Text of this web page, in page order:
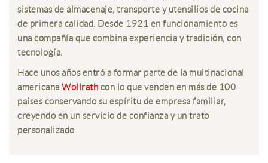
sistemas de almacenaje, transporte y utensilios de cocina
de primera calidad. Desde 1921 en funcionamiento es
una compañía que combina experiencia y tradición, con
tecnología.
Hace unos años entró a formar parte de la multinacional
americana Wollrath con lo que venden en más de 100
paises conservando su espíritu de empresa familiar,
creyendo en un servicio de confianza y un trato
personalizado